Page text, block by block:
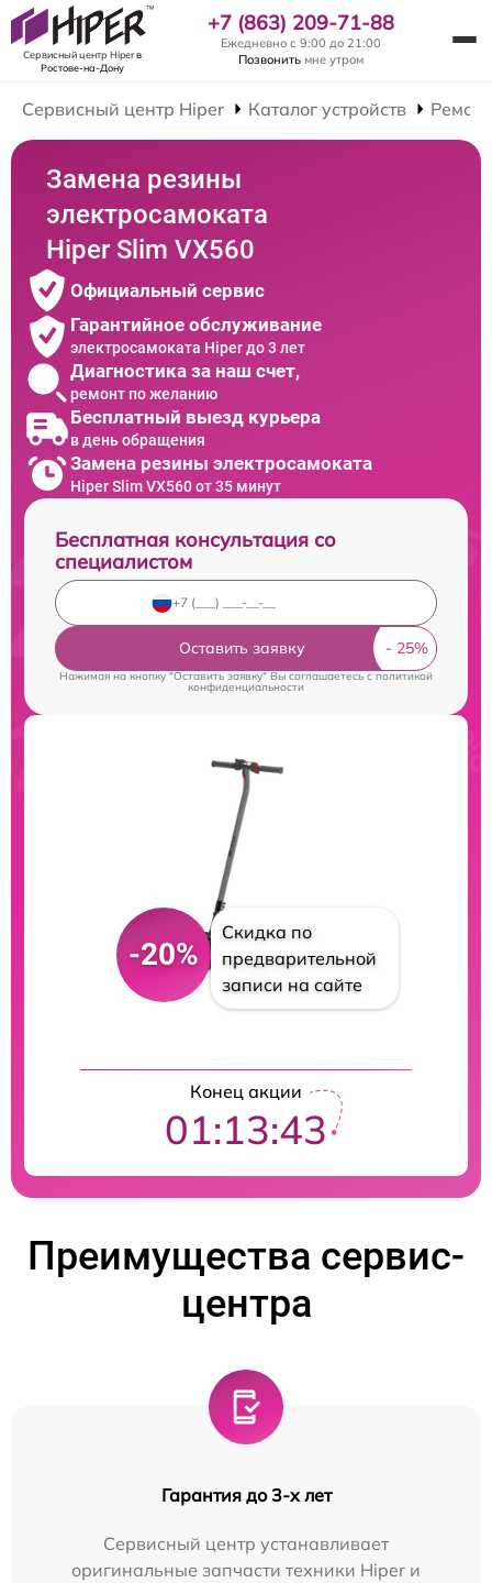
Сервисный центр Hiperв
Ростове-на-Дону
+7 (863) 209-71-88
Ежедневно с 9:00 до 21:00
Позвонить мне утром
Сервисный центр Hiper Каталог устройств
Замена резины
электросамоката
Hiper Slim VX560
Официальный сервис
Гарантийное обслуживание
электросамоката Hiper до 3 лет
Диагностика за наш счет,
ремонт по желанию
Бесплатный выезд курьера
в день обращения
Замена резины электросамоката
Hiper Slim VX560 от 35 минут
Бесплатная консультация со
специалистом
Оставить заявку
Нажимая на кнопку "Оставить заявку" Вы соглашаетесь cполитикой
конфиденциальности
-20%
Скидка по
предварительной
записи на сайте
Конец акции
01:13:42
Преимущества сервис-
центра
Гарантия до 3-х лет
Сервисный центр устанавливает
оригинальные запчасти техники Hiper и